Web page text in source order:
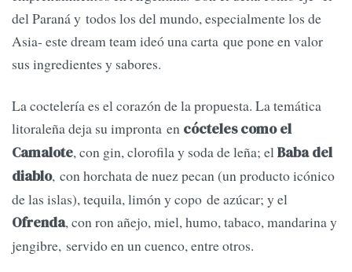
del Paraná y todos los del mundo, especialmente los de
Asia- este dream team ideó una carta que pone en valor
sus ingredientes y sabores.
La coctelería es el corazón de la propuesta. La temática
litoraleña deja su impronta en cócteles como el
Camalote, con gin, clorofila y soda de leña; elBaba del
diablo, con horchata de nuez pecan (un producto icónico
de las islas), tequila, limón y copo de azúcar; y el
Ofrenda, con ron añejo, miel, humo, tabaco, mandarina y
jengibre, servido en un cuenco, entre otros.